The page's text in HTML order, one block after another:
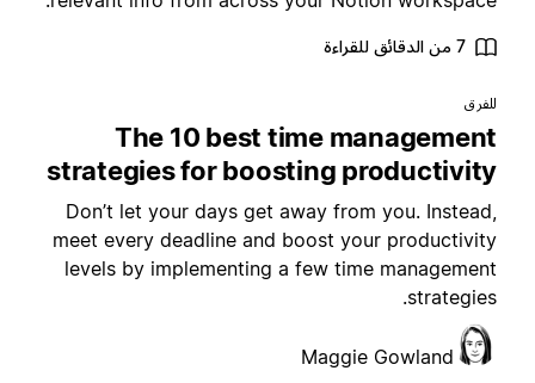
The 10 best time
strategies for boosting
Don’t let your days get away from you.
meet every deadline and boost your
levels by implementing a few time
Maggie Gowland